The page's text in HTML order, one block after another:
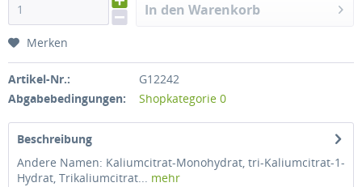
In den Warenkorb
Merken
Artikel-Nr.:
G12242
Abgabebedingungen:
Shopkategorie 0
Beschreibung
Andere Namen: Kaliumcitrat-Monohydrat, tri-Kaliumcitrat-1-
Hydrat, Trikaliumcitrat... mehr